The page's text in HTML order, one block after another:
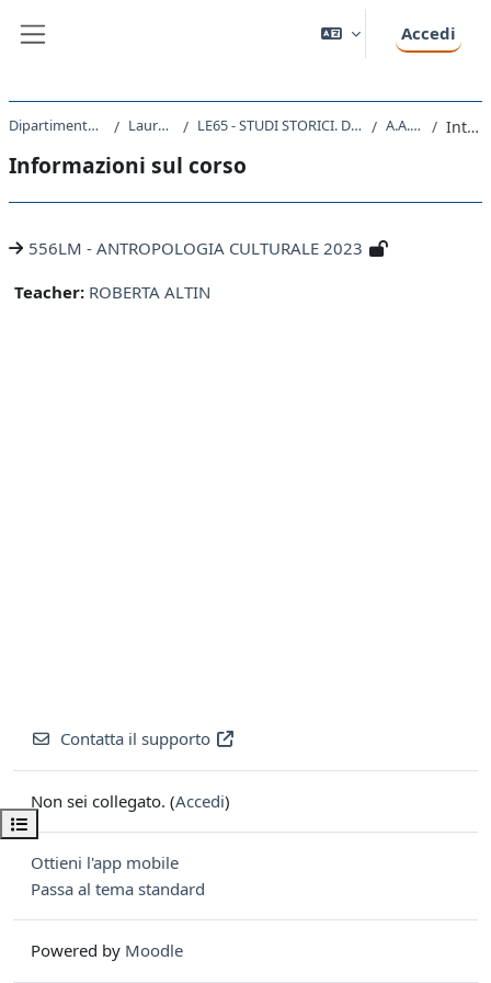
Accedi
Apri indice del corso
Dipartimento di Studi Umanistici Laurea Magistrale LE65 - STUDI STORICI. DALL'ANTICO AL CONTEMPORANEO A.A. 2023 - 2024 Introduzione
Informazioni sul corso
556LM - ANTROPOLOGIA CULTURALE 2023
Teacher: ROBERTA ALTIN
Contatta il supporto
Non sei collegato. (Accedi)
Ottieni l'app mobile
Passa al tema standard
Powered by Moodle